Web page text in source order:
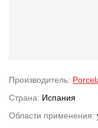
Производитель:
Страна: Испания
Области применения: